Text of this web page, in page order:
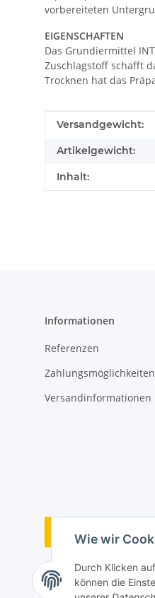
Wie wir
Durch Klicken
können die
vorbereiteten
EIGENSCHAFTEN
Das Grundiermittel
Zuschlagstoff schafft
Trocknen hat das
Produkteigenschaft
Wert
Versandgewicht:
Artikelgewicht:
Inhalt:
Informationen
Referenzen
Zahlungsmöglichkeiten
Versandinformationen
Vertrag